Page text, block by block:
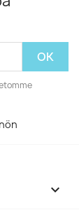
